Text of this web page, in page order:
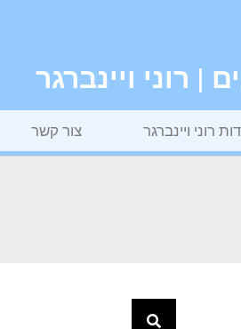
רוני ויינברגר
רוני ויינברגר צור קשר